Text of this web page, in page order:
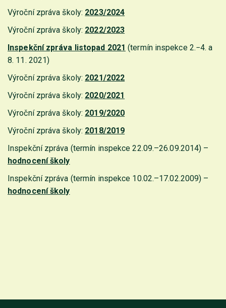
Výroční zpráva školy: 2023/2024
Výroční zpráva školy: 2022/2023
Inspekční zpráva listopad 2021 (termín inspekce 2.−4. a
8. 11. 2021)
Výroční zpráva školy: 2021/2022
Výroční zpráva školy: 2020/2021
Výroční zpráva školy: 2019/2020
Výroční zpráva školy: 2018/2019
Inspekční zpráva (termín inspekce 22.09.–26.09.2014) –
hodnocení školy
Inspekční zpráva (termín inspekce 10.02.–17.02.2009) –
hodnocení školy